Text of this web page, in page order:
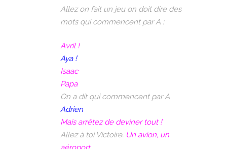
Allez on fait un jeu on doit dire des
mots qui commencent par A :
Avril !
Aya !
Isaac
Papa
On a dit qui commencent par A
Adrien
Mais arrêtez de deviner tout !
Allez à toi Victoire. Un avion, un